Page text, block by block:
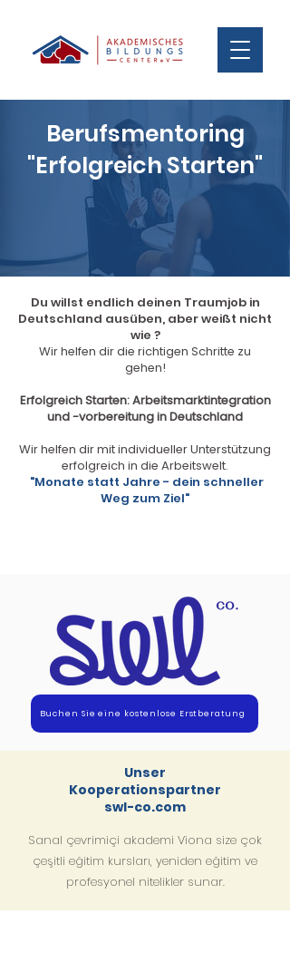
Berufsmentoring
"Erfolgreich Starten"
Du willst endlich deinen Traumjob in
Deutschland ausüben, aber weißt nicht
wie ?
Wir helfen dir die richtigen Schritte zu
gehen!
Erfolgreich Starten: Arbeitsmarktintegration
und -vorbereitung in Deutschland
Wir helfen dir mit individueller Unterstützung
erfolgreich in die Arbeitswelt.
"Monate statt Jahre - dein schneller
Weg zum Ziel"
Buchen Sie eine kostenlose Erstberatung
Unser
Kooperationspartner
swl-co.com
Sanal çevrimiçi akademi Viona size çok
çeşitli eğitim kursları, yeniden eğitim ve
profesyonel nitelikler sunar.